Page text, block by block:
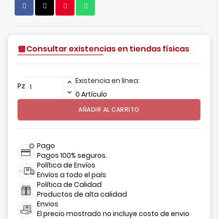
Consultar existencias en tiendas físicas
Pz
Existencia en línea:
0 Artículo
AÑADIR AL CARRITO
Pago
Pagos 100% seguros.
Política de Envíos
Envíos a todo el país
Política de Calidad
Productos de alta calidad
Envios
El precio mostrado no incluye costo de envio